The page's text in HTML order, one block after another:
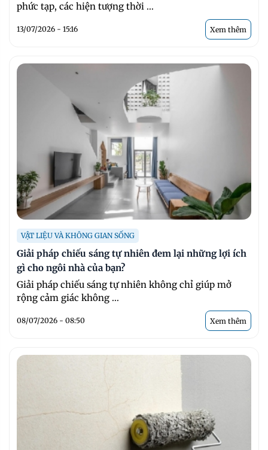
phức tạp, các hiện tượng thời ...
13/07/2026 - 15:16 Xem thêm
VẬT LIỆU VÀ KHÔNG GIAN SỐNG
Giải pháp chiếu sáng tự nhiên đem lại những lợi ích
gì cho ngôi nhà của bạn?
Giải pháp chiếu sáng tự nhiên không chỉ giúp mở
rộng cảm giác không ...
08/07/2026 - 08:50 Xem thêm